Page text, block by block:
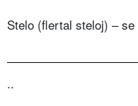
Stelo (flertal steloj) – se
..